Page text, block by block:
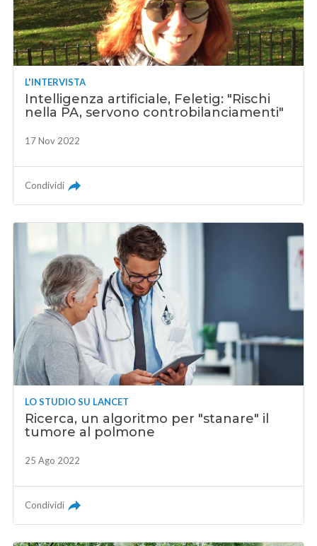
L'INTERVISTA
Intelligenza artificiale, Feletig: "Rischi
nella PA, servono controbilanciamenti"
17 Nov 2022
Condividi
LO STUDIO SU LANCET
Ricerca, un algoritmo per "stanare" il
tumore al polmone
25 Ago 2022
Condividi